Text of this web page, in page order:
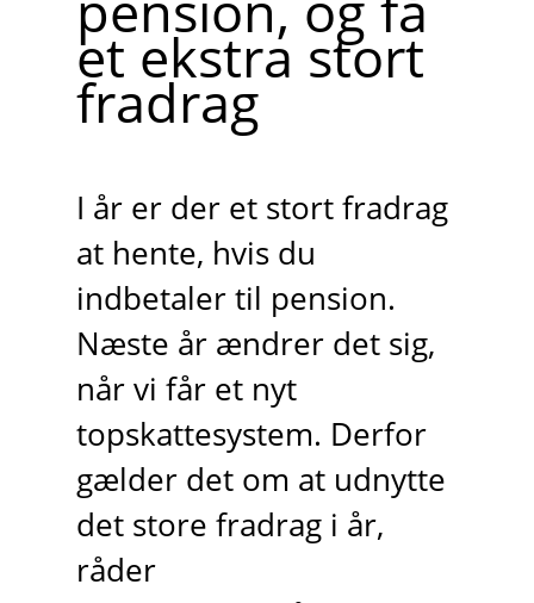
et ekstra stort
fradrag
I år er der et stort fradrag
at hente, hvis du
indbetaler til pension.
Næste år ændrer det sig,
når vi får et nyt
topskattesystem. Derfor
gælder det om at udnytte
det store fradrag i år,
råder